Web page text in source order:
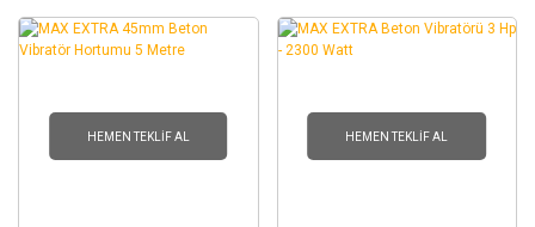
HEMEN TEKLIF AL HEMEN TEKLIF AL